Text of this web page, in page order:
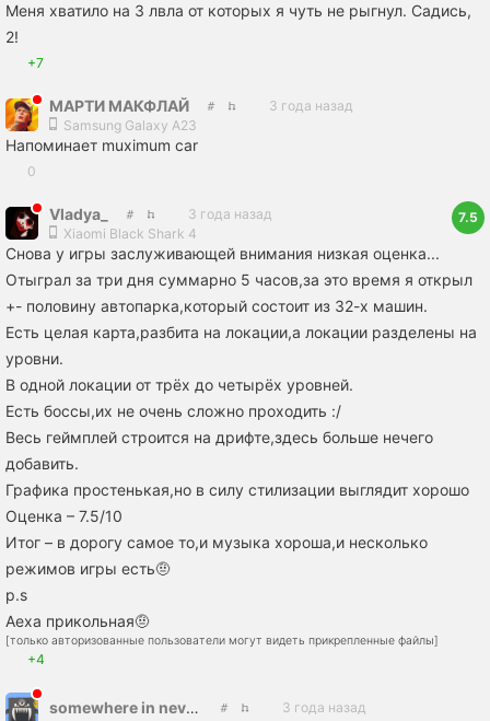
Меня хватило на 3 лвла от которых я чуть не рыгнул. Садись,
2!
+7
МАРТИ МАКФЛАЙ
3 года назад
Samsung Galaxy A23
Напоминает muximum car
0
Vladya_
3 года назад
Xiaomi Black Shark 4
7.5
Снова у игры заслуживающей внимания низкая оценка...
Отыграл за три дня суммарно 5 часов,за это время я открыл
+- половину автопарка,который состоит из 32-х машин.
Есть целая карта,разбита на локации,а локации разделены на
уровни.
В одной локации от трёх до четырёх уровней.
Есть боссы,их не очень сложно проходить :/
Весь геймплей строится на дрифте,здесь больше нечего
добавить.
Графика простенькая,но в силу стилизации выглядит хорошо
Оценка – 7.5/10
Итог – в дорогу самое то,и музыка хороша,и несколько
режимов игры есть🤨
p.s
Аеха прикольная🤨
[только авторизованные пользователи могут видеть прикрепленные файлы]
+4
somewhere in nevada 3 года назад